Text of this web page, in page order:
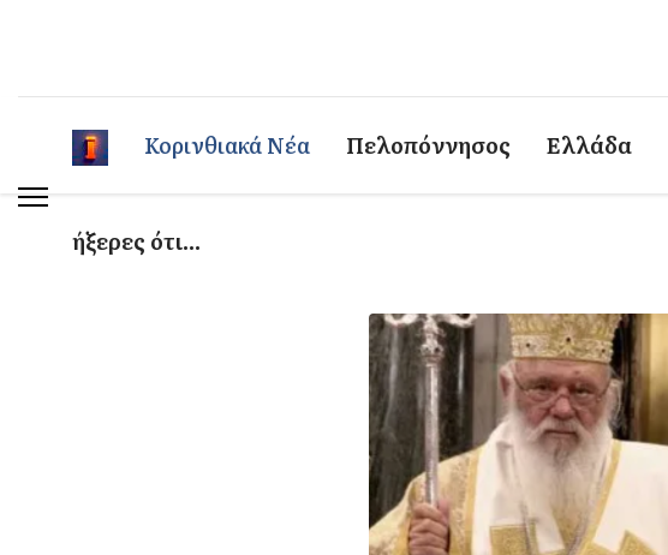
Κορινθιακά Νέα Πελοπόννησος Ελλάδα
ήξερες ότι...